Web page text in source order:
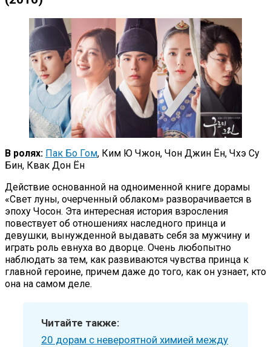
В ролях: Пак Бо Гом, Ким Ю Чжон, Чон Джин Ён, Чхэ Су
Бин, Квак Дон Ён
Действие основанной на одноименной книге дорамы
«Свет луны, очерченный облаком» разворачивается в
эпоху Чосон. Эта интересная история взросления
повествует об отношениях наследного принца и
девушки, вынужденной выдавать себя за мужчину и
играть роль евнуха во дворце. Очень любопытно
наблюдать за тем, как развиваются чувства принца к
главной героине, причем даже до того, как он узнает, кто
она на самом деле.
Читайте также:
20 дорам с невероятной химией между